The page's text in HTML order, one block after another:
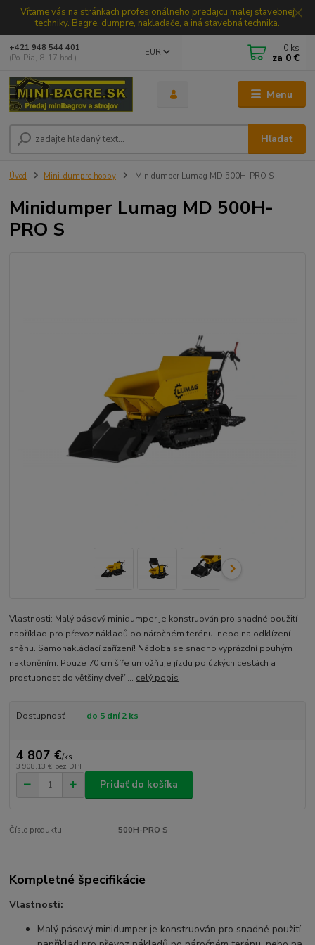
Vítame vás na stránkach profesionálneho predajcu malej stavebnej
techniky. Bagre, dumpre, nakladače, a iná stavebná technika.
Menu
EUR
Hľadať
+421 948 544 401
(Po-Pia, 8-17 hod.)
0 ks
za 0 €
Úvod Mini-dumpre hobby Minidumper Lumag MD 500H-PRO S
Minidumper Lumag MD 500H-
PRO S
Vlastnosti: Malý pásový minidumper je konstruován pro snadné použití
například pro převoz nákladů po náročném terénu, nebo na odklízení
sněhu. Samonakládací zařízení! Nádoba se snadno vyprázdní pouhým
nakloněním. Pouze 70 cm šíře umožňuje jízdu po úzkých cestách a
prostupnost do většiny dveří ... celý popis
Dostupnosť do 5 dní 2 ks
4 807 €/ks
3 908,13 € bez DPH
Pridať do košíka
Číslo produktu: 500H-PRO S
Kompletné špecifikácie
Vlastnosti:
Malý pásový minidumper je konstruován pro snadné použití